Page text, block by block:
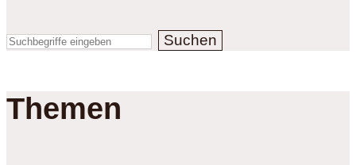
Suchen
Themen